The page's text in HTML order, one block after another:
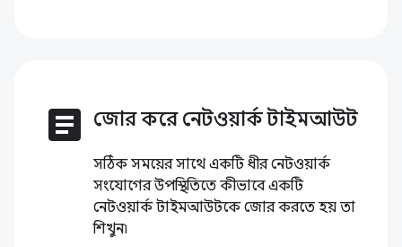
article জোর করে নেটওয়ার্ক টাইমআউট
সঠিক সময়ের সাথে একটি ধীর নেটওয়ার্ক
সংযোগের উপস্থিতিতে কীভাবে একটি
নেটওয়ার্ক টাইমআউটকে জোর করতে হয় তা
শিখুন৷